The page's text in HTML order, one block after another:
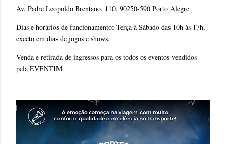
Av. Padre Leopoldo Brentano, 110, 90250-590 Porto Alegre
Dias e horários de funcionamento: Terça à Sábado das 10h às 17h,
exceto em dias de jogos e shows.
Venda e retirada de ingressos para os todos os eventos vendidos
pela EVENTIM